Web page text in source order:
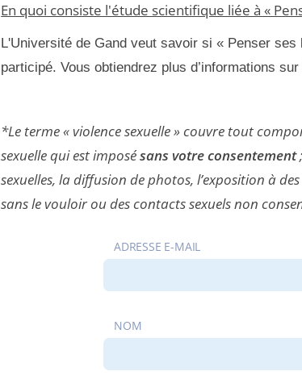
En quoi consiste l'étude scientifique liée à «
L'Université de Gand veut savoir si « Penser
participé. Vous obtiendrez plus d’informations
*Le terme « violence sexuelle » couvre tout
sexuelle qui est imposésans votre consentement
sexuelles, la diffusion de photos, l’exposition à
sans le vouloir ou des contacts sexuels non
ADRESSE E-MAIL
NOM